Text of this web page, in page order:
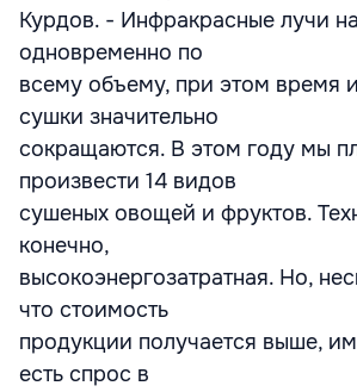
Курдов. - Инфракрасные лучи
одновременно по
всему объему, при этом время
сушки значительно
сокращаются. В этом году мы
произвести 14 видов
сушеных овощей и фруктов.
конечно,
высокоэнергозатратная. Но,
что стоимость
продукции получается выше,
есть спрос в